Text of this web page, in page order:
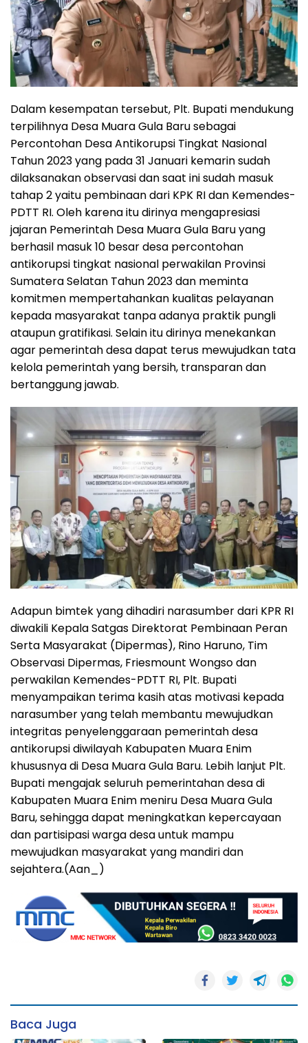
Dalam kesempatan tersebut, Plt. Bupati mendukung
terpilihnya Desa Muara Gula Baru sebagai
Percontohan Desa Antikorupsi Tingkat Nasional
Tahun 2023 yang pada 31 Januari kemarin sudah
dilaksanakan observasi dan saat ini sudah masuk
tahap 2 yaitu pembinaan dari KPK RI dan Kemendes-
PDTT RI. Oleh karena itu dirinya mengapresiasi
jajaran Pemerintah Desa Muara Gula Baru yang
berhasil masuk 10 besar desa percontohan
antikorupsi tingkat nasional perwakilan Provinsi
Sumatera Selatan Tahun 2023 dan meminta
komitmen mempertahankan kualitas pelayanan
kepada masyarakat tanpa adanya praktik pungli
ataupun gratifikasi. Selain itu dirinya menekankan
agar pemerintah desa dapat terus mewujudkan tata
kelola pemerintah yang bersih, transparan dan
bertanggung jawab.
Adapun bimtek yang dihadiri narasumber dari KPR RI
diwakili Kepala Satgas Direktorat Pembinaan Peran
Serta Masyarakat (Dipermas), Rino Haruno, Tim
Observasi Dipermas, Friesmount Wongso dan
perwakilan Kemendes-PDTT RI, Plt. Bupati
menyampaikan terima kasih atas motivasi kepada
narasumber yang telah membantu mewujudkan
integritas penyelenggaraan pemerintah desa
antikorupsi diwilayah Kabupaten Muara Enim
khususnya di Desa Muara Gula Baru. Lebih lanjut Plt.
Bupati mengajak seluruh pemerintahan desa di
Kabupaten Muara Enim meniru Desa Muara Gula
Baru, sehingga dapat meningkatkan kepercayaan
dan partisipasi warga desa untuk mampu
mewujudkan masyarakat yang mandiri dan
sejahtera.(Aan_)
Baca Juga